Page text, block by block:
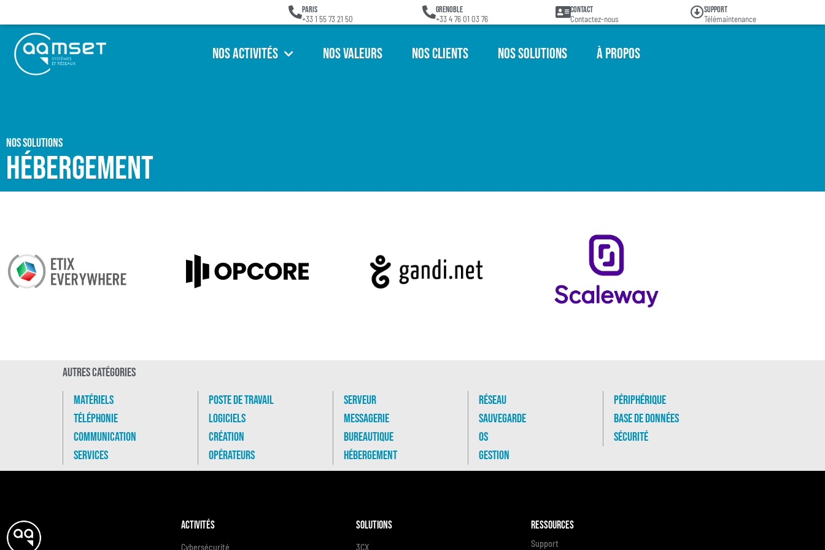
Paris
+33 1 55 73 21 50
Grenoble
+33 4 76 01 03 76
Contact
Contactez-nous
Support
Télémaintenance
Nos Activités Nos Valeurs Nos Clients Nos Solutions À propos
Nos solutions
Hébergement
Autres catégories
Matériels
Poste de travail Serveur Réseau
Périphérique
Téléphonie
Logiciels Messagerie Sauvegarde
Base de données
Communication
Création Bureautique OS
Sécurité
Services
Opérateurs Hébergement Gestion
Activités
Cybersécurité
Solutions
3CX
Ressources
Support